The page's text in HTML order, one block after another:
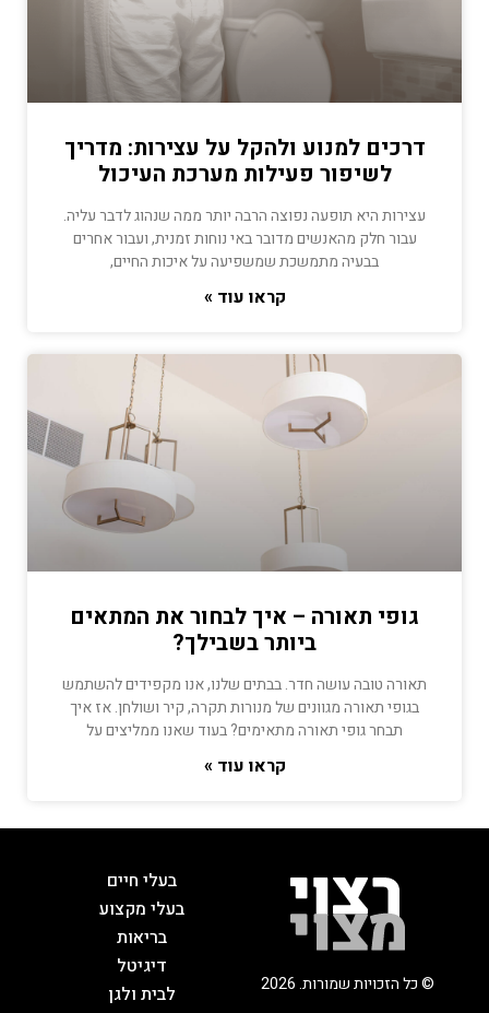
דרכים למנוע ולהקל על עצירות: מדריך
לשיפור פעילות מערכת העיכול
עצירות היא תופעה נפוצה הרבה יותר ממה שנהוג לדבר עליה.
עבור חלק מהאנשים מדובר באי נוחות זמנית, ועבור אחרים
בבעיה מתמשכת שמשפיעה על איכות החיים,
קראו עוד »
גופי תאורה – איך לבחור את המתאים
ביותר בשבילך?
תאורה טובה עושה חדר. בבתים שלנו, אנו מקפידים להשתמש
בגופי תאורה מגוונים של מנורות תקרה, קיר ושולחן. אז איך
תבחר גופי תאורה מתאימים? בעוד שאנו ממליצים על
קראו עוד »
© כל הזכויות שמורות. 2026
בעלי חיים
בעלי מקצוע
בריאות
דיגיטל
לבית ולגן